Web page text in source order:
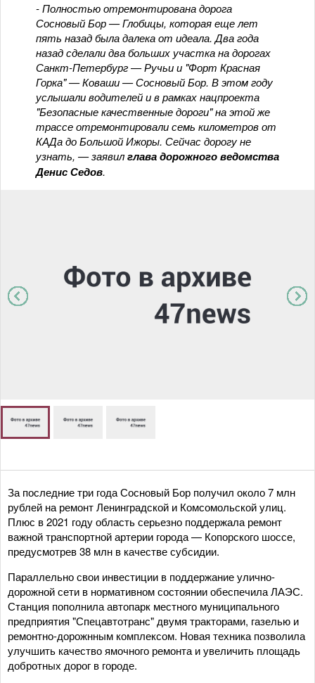
-Полностью отремонтирована дорога
Сосновый Бор — Глобицы, которая еще лет
пять назад была далека от идеала. Два года
назад сделали два больших участка на дорогах
Санкт-Петербург — Ручьи и "Форт Красная
Горка" — Коваши — Сосновый Бор. В этом году
услышали водителей и в рамках нацпроекта
"Безопасные качественные дороги" на этой же
трассе отремонтировали семь километров от
КАДа до Большой Ижоры. Сейчас дорогу не
узнать, — заявилглава дорожного ведомства
Денис Седов.
За последние три года Сосновый Бор получил около 7 млн
рублей на ремонт Ленинградской и Комсомольской улиц.
Плюс в 2021 году область серьезно поддержала ремонт
важной транспортной артерии города — Копорского шоссе,
предусмотрев 38 млн в качестве субсидии.
Параллельно свои инвестиции в поддержание улично-
дорожной сети в нормативном состоянии обеспечила ЛАЭС.
Станция пополнила автопарк местного муниципального
предприятия "Спецавтотранс" двумя тракторами, газелью и
ремонтно-дорожнным комплексом. Новая техника позволила
улучшить качество ямочного ремонта и увеличить площадь
добротных дорог в городе.